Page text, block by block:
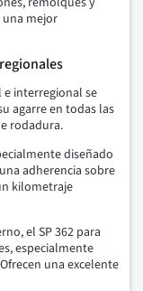
mejor
e interregional se
agarre en todas las
rodadura.
diseñado
adherencia sobre
kilometraje
el SP 362 para
especialmente
una excelente